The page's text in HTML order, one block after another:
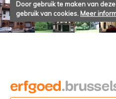
Door gebruik te maken van
gebruik van cookies. Meer